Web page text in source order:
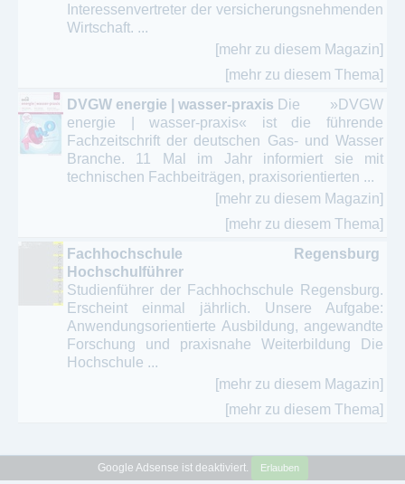
Interessenvertreter der versicherungsnehmenden
Wirtschaft. ...
[mehr zu diesem Magazin]
[mehr zu diesem Thema]
DVGW energie | wasser-praxis Die »DVGW
energie | wasser-praxis« ist die führende
Fachzeitschrift der deutschen Gas- und Wasser
Branche. 11 Mal im Jahr informiert sie mit
technischen Fachbeiträgen, praxisorientierten ...
[mehr zu diesem Magazin]
[mehr zu diesem Thema]
Fachhochschule Regensburg
Hochschulführer
Studienführer der Fachhochschule Regensburg.
Erscheint einmal jährlich. Unsere Aufgabe:
Anwendungsorientierte Ausbildung, angewandte
Forschung und praxisnahe Weiterbildung Die
Hochschule ...
[mehr zu diesem Magazin]
[mehr zu diesem Thema]
Google Adsense ist deaktiviert. Erlauben